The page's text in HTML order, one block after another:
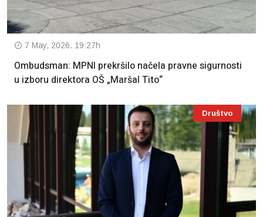
7 May, 2026. 19:27h
Ombudsman: MPNI prekršilo načela pravne sigurnosti
u izboru direktora OŠ „Maršal Tito“
Društvo